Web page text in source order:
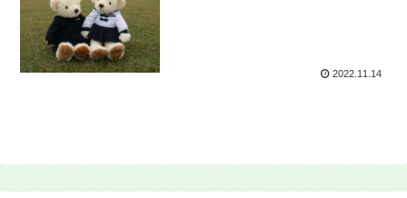
2022.11.14